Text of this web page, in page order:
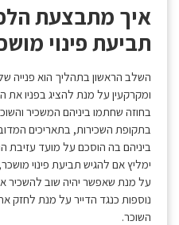
איך מתבצעת
תביעת פינוי מושכר?
השלב הראשון בתהליך הוא פנייה של
ומקרקעין על מנת להציג בפניו את
בחוזה שחתמו ביניהם המשכיר והשוכר
בתקופת השכירות, בתאריכים המדוברים
ביניהם בה הוסכם על מועד עזיבת הנכס.
ימליץ אם להגיש תביעת פינוי מושכר,
על מנת שאפשר יהיה שוב להשכיר את
נוספות כנגד הדייר על מנת לחזק את
השוכר.